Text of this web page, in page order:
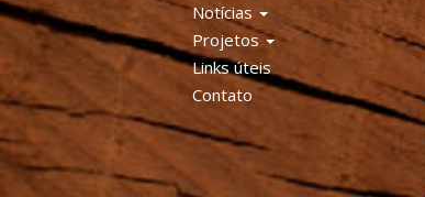
Notícias
Projetos
Links úteis
Contato